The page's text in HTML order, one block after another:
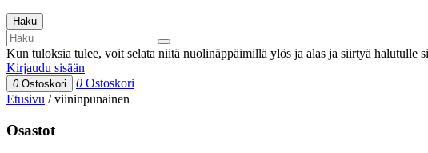
Haku
Kun tuloksia tulee, voit selata niitä nuolinäppäimillä ylös ja alas ja siirtyä halutulle
Kirjaudu sisään
0 Ostoskori 0 Ostoskori
Etusivu /viininpunainen
Osastot